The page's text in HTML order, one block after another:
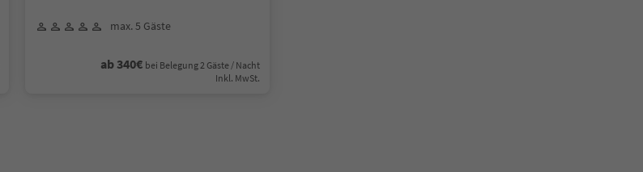
max. 5 Gäste
ab 340€ bei Belegung 2 Gäste / Nacht
Inkl. MwSt.